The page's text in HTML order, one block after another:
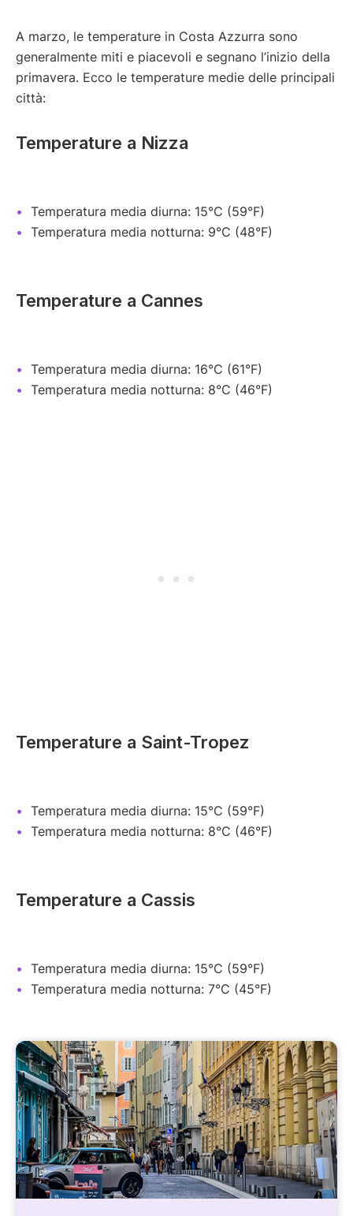
A marzo, le temperature in Costa Azzurra sono
generalmente miti e piacevoli e segnano l’inizio della
primavera. Ecco le temperature medie delle principali
città:
Temperature a Nizza
Temperatura media diurna: 15°C (59°F)
Temperatura media notturna: 9°C (48°F)
Temperature a Cannes
Temperatura media diurna: 16°C (61°F)
Temperatura media notturna: 8°C (46°F)
Temperature a Saint-Tropez
Temperatura media diurna: 15°C (59°F)
Temperatura media notturna: 8°C (46°F)
Temperature a Cassis
Temperatura media diurna: 15°C (59°F)
Temperatura media notturna: 7°C (45°F)